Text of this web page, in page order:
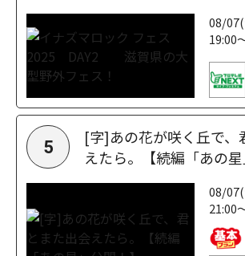
08/
19:00
5
[字]あの花が咲く丘で、
えたら。【続編「あの星
08/
21:00